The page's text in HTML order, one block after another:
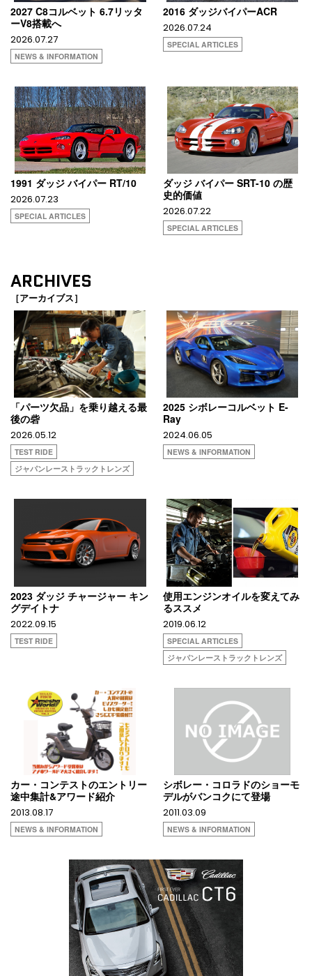
2027 C8コルベット 6.7リッタ
ーV8搭載へ
2026.07.27
NEWS & INFORMATION
2016 ダッジバイパーACR
2026.07.24
SPECIAL ARTICLES
1991 ダッジ バイパー RT/10
2026.07.23
SPECIAL ARTICLES
ダッジ バイパー SRT-10 の歴
史的価値
2026.07.22
SPECIAL ARTICLES
ARCHIVES
［アーカイブス］
「パーツ欠品」を乗り越える最
後の砦
2026.05.12
TEST RIDE
ジャパンレーストラックトレンズ
2025 シボレーコルベット E-
Ray
2024.06.05
NEWS & INFORMATION
2023 ダッジ チャージャー キン
グデイトナ
2022.09.15
TEST RIDE
使用エンジンオイルを変えてみ
るススメ
2019.06.12
SPECIAL ARTICLES
ジャパンレーストラックトレンズ
カー・コンテストのエントリー
途中集計&アワード紹介
2013.08.17
NEWS & INFORMATION
シボレー・コロラドのショーモ
デルがバンコクにて登場
2011.03.09
NEWS & INFORMATION